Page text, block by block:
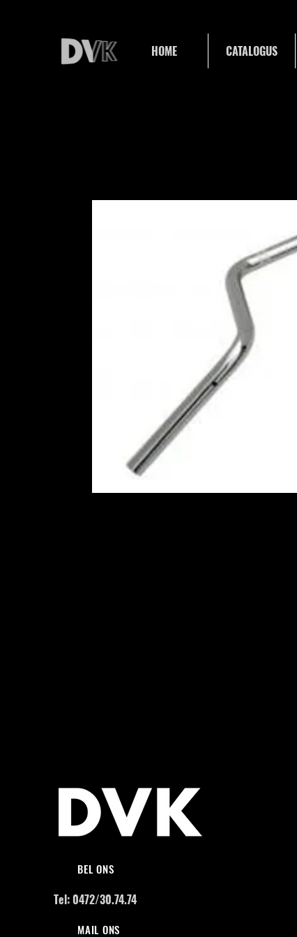
HOME CATALOGUS
BEL ONS
Tel: 0472/30.74.74
MAIL ONS